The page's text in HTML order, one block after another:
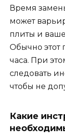
Время
может
плиты и
Обычно этот
часа. При
следовать
чтобы не
Какие